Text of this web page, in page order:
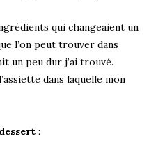
qui changeaient un
l’on peut trouver dans
un peu dur j’ai trouvé.
dans laquelle mon
: